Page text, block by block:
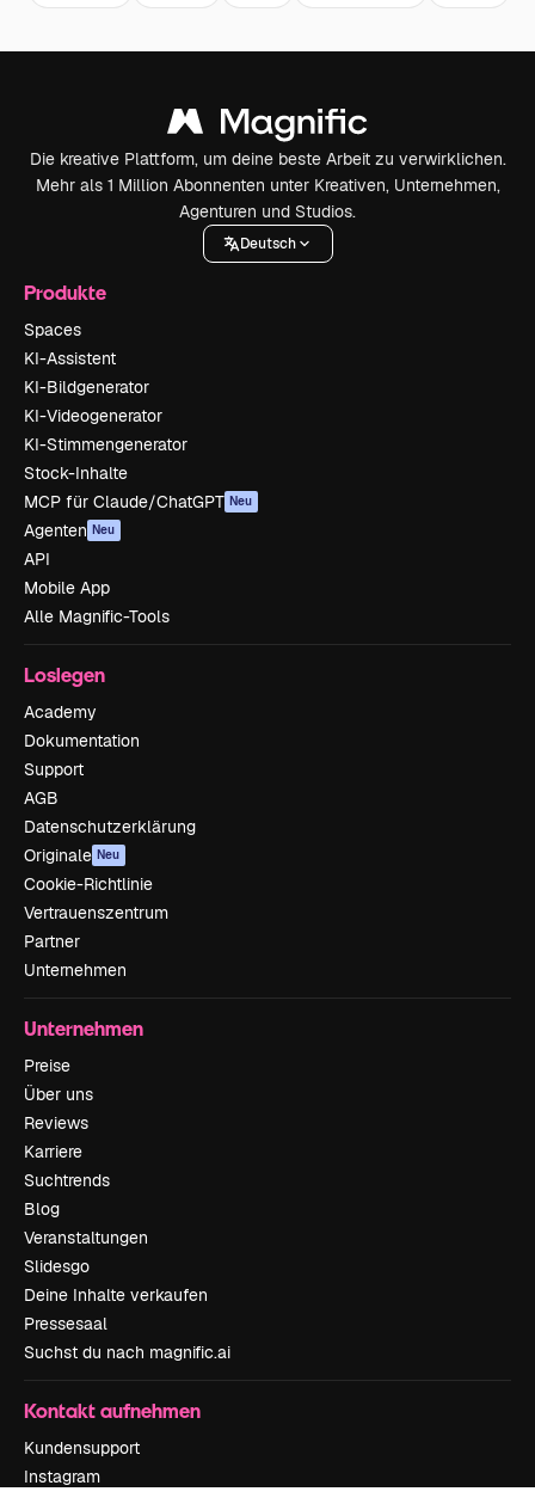
Die kreative Plattform, um deine beste Arbeit zu verwirklichen.
Mehr als 1 Million Abonnenten unter Kreativen, Unternehmen,
Agenturen und Studios.
Deutsch
Produkte
Spaces
KI-Assistent
KI-Bildgenerator
KI-Videogenerator
KI-Stimmengenerator
Stock-Inhalte
MCP für Claude/ChatGPT Neu
Agenten Neu
API
Mobile App
Alle Magnific-Tools
Loslegen
Academy
Dokumentation
Support
AGB
Datenschutzerklärung
Originale Neu
Cookie-Richtlinie
Vertrauenszentrum
Partner
Unternehmen
Unternehmen
Preise
Über uns
Reviews
Karriere
Suchtrends
Blog
Veranstaltungen
Slidesgo
Deine Inhalte verkaufen
Pressesaal
Suchst du nach magnific.ai
Kontakt aufnehmen
Kundensupport
Instagram